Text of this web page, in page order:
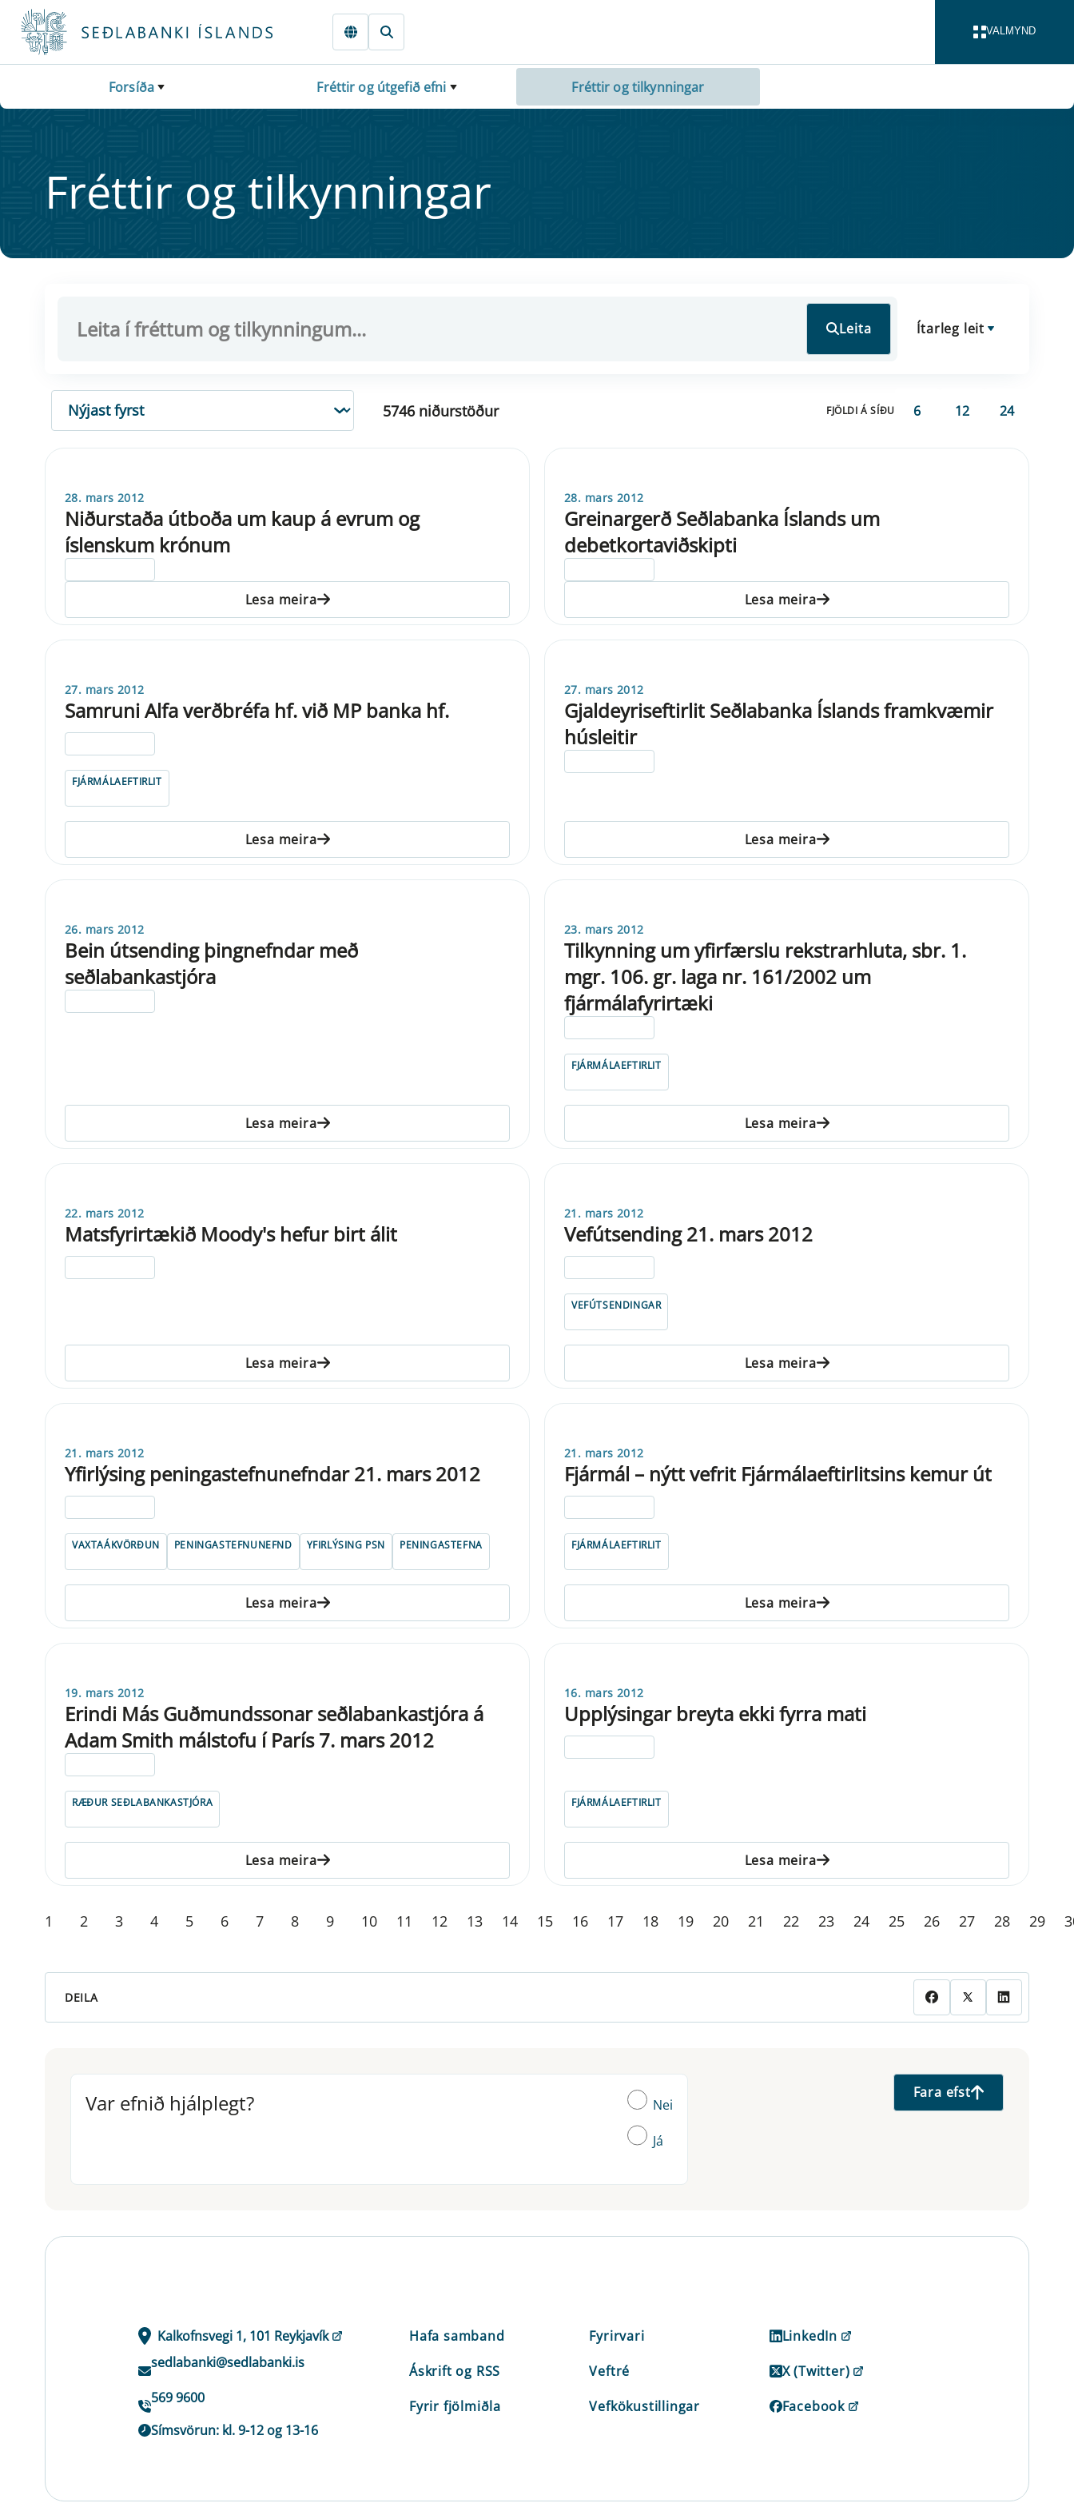
Fara beint í Meginmál
VALMYND
Forsíða Fréttir og útgefið efni Fréttir og tilkynningar
Frétt­ir og til­kynn­ing­ar
Leita Ítarleg leit
RÖÐUN
5746 niðurstöður FJÖLDI Á SÍÐU 6 12 24
28. mars 2012
Niðurstaða útboða um kaup á evrum og
íslenskum krónum
Lesa meira
28. mars 2012
Greinargerð Seðlabanka Íslands um
debetkortaviðskipti
Lesa meira
27. mars 2012
Samruni Alfa verðbréfa hf. við MP banka hf.
FJÁRMÁLAEFTIRLIT
Lesa meira
27. mars 2012
Gjaldeyriseftirlit Seðlabanka Íslands framkvæmir
húsleitir
Lesa meira
26. mars 2012
Bein útsending þingnefndar með
seðlabankastjóra
Lesa meira
23. mars 2012
Tilkynning um yfirfærslu rekstrarhluta, sbr. 1.
mgr. 106. gr. laga nr. 161/2002 um
fjármálafyrirtæki
FJÁRMÁLAEFTIRLIT
Lesa meira
22. mars 2012
Matsfyrirtækið Moody's hefur birt álit
Lesa meira
21. mars 2012
Vefútsending 21. mars 2012
VEFÚTSENDINGAR
Lesa meira
21. mars 2012
Yfirlýsing peningastefnunefndar 21. mars 2012
VAXTAÁKVÖRÐUN PENINGASTEFNUNEFND YFIRLÝSING PSN PENINGASTEFNA
Lesa meira
21. mars 2012
Fjármál – nýtt vefrit Fjármálaeftirlitsins kemur út
FJÁRMÁLAEFTIRLIT
Lesa meira
19. mars 2012
Erindi Más Guðmundssonar seðlabankastjóra á
Adam Smith málstofu í París 7. mars 2012
RÆÐUR SEÐLABANKASTJÓRA
Lesa meira
16. mars 2012
Upplýsingar breyta ekki fyrra mati
FJÁRMÁLAEFTIRLIT
Lesa meira
1 2 3 4 5 6 7 8 9 10 11 12 13 14 15 16 17 18 19 20 21 22 23 24 25 26 27 28 29
DEILA
Var efnið hjálplegt?
Var efnið hjálplegt? Nei
Já
Fara efst
Kalkofnsvegi 1, 101 Reykjavík
sedlabanki@sedlabanki.is
569 9600
Símsvörun: kl. 9-12 og 13-16
Hafa samband
Áskrift og RSS
Fyrir fjölmiðla
Fyrirvari
Veftré
Vefkökustillingar
LinkedIn
X (Twitter)
Facebook